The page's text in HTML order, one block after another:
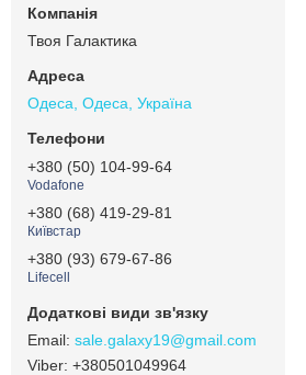
Твоя Галактика
Одеса, Одеса, Україна
+380 (50) 104-99-64
Vodafone
+380 (68) 419-29-81
Київстар
+380 (93) 679-67-86
Lifecell
sale.galaxy19@gmail.com
+380501049964